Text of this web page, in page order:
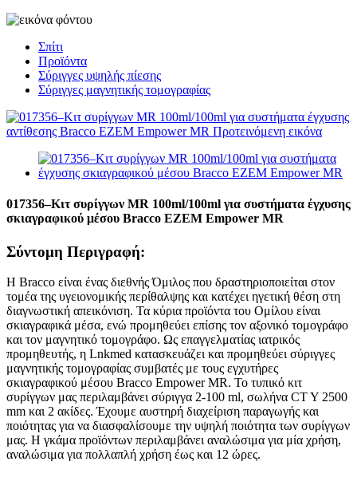
Σπίτι
Προϊόντα
Σύριγγες υψηλής πίεσης
Σύριγγες μαγνητικής τομογραφίας
017356–Κιτ συρίγγων MR 100ml/100ml για συστήματα έγχυσης
σκιαγραφικού μέσου Bracco EZEM Empower MR
Σύντομη Περιγραφή:
Η Bracco είναι ένας διεθνής Όμιλος που δραστηριοποιείται στον
τομέα της υγειονομικής περίθαλψης και κατέχει ηγετική θέση στη
διαγνωστική απεικόνιση. Τα κύρια προϊόντα του Ομίλου είναι
σκιαγραφικά μέσα, ενώ προμηθεύει επίσης τον αξονικό τομογράφο
και τον μαγνητικό τομογράφο. Ως επαγγελματίας ιατρικός
προμηθευτής, η Lnkmed κατασκευάζει και προμηθεύει σύριγγες
μαγνητικής τομογραφίας συμβατές με τους εγχυτήρες
σκιαγραφικού μέσου Bracco Empower MR. Το τυπικό κιτ
συρίγγων μας περιλαμβάνει σύριγγα 2-100 ml, σωλήνα CT Y 2500
mm και 2 ακίδες. Έχουμε αυστηρή διαχείριση παραγωγής και
ποιότητας για να διασφαλίσουμε την υψηλή ποιότητα των συρίγγων
μας. Η γκάμα προϊόντων περιλαμβάνει αναλώσιμα για μία χρήση,
αναλώσιμα για πολλαπλή χρήση έως και 12 ώρες.